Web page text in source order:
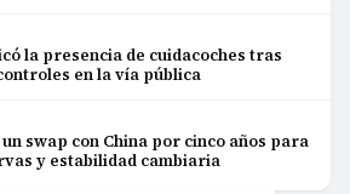
la presencia de cuidacoches tras
en la vía pública
swap con China por cinco años para
y estabilidad cambiaria